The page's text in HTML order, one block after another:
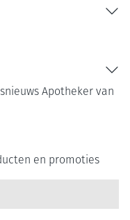
Apotheker van
en promoties